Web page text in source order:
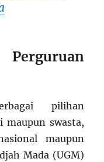
pilihan
maupun swasta,
maupun
Mada (UGM)